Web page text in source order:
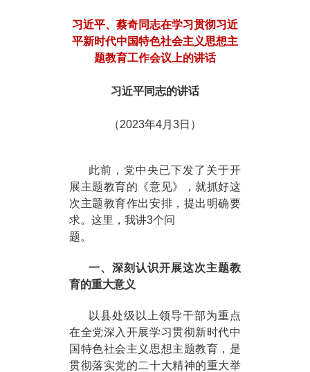
习近平、蔡奇同志在学习贯彻习近
平新时代中国特色社会主义思想主
题教育工作会议上的讲话
习近平同志的讲话
（2023年4月3日）
此前，党中央已下发了关于开
展主题教育的《意见》，就抓好这
次主题教育作出安排，提出明确要
求。这里，我讲3个问
题。
一、深刻认识开展这次主题教
育的重大意义
以县处级以上领导干部为重点
在全党深入开展学习贯彻新时代中
国特色社会主义思想主题教育，是
贯彻落实党的二十大精神的重大举